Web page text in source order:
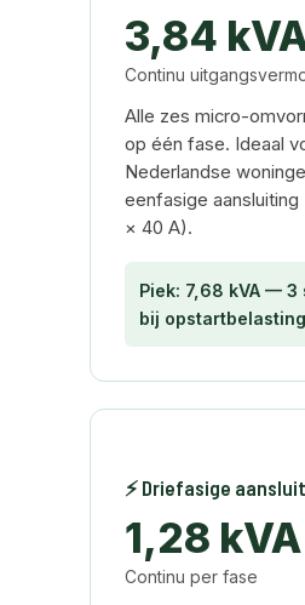
3,84
Continu
Alle zes micro-
op één fase. Ideaal
Nederlandse
eenfasige aansluiting
× 40 A).
Piek: 7,68 kVA — 3
bij opstartbelasting
⚡ Driefasige
1,28 kVA
Continu per fase